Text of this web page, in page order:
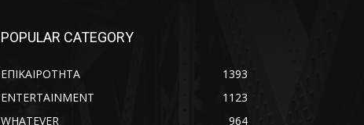
POPULAR CATEGORY
ΕΠΙΚΑΙΡΟΤΗΤΑ
1393
ENTERTAINMENT
1123
WHATEVER
964